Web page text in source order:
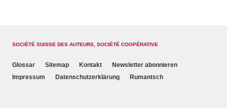
SOCIÉTÉ SUISSE DES AUTEURS, SOCIÉTÉ COOPÉRATIVE
Glossar Sitemap Kontakt
Newsletter abonnieren
Impressum
Datenschutzerklärung Rumantsch